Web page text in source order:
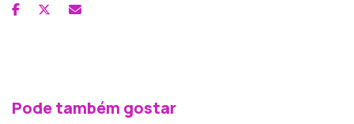
Pode também gostar